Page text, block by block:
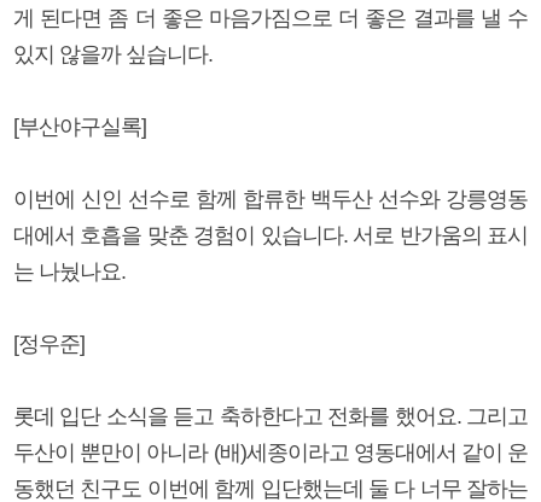
게 된다면 좀 더 좋은 마음가짐으로 더 좋은 결과를 낼 수
있지 않을까 싶습니다.
[부산야구실록]
이번에 신인 선수로 함께 합류한 백두산 선수와 강릉영동
대에서 호흡을 맞춘 경험이 있습니다. 서로 반가움의 표시
는 나눴나요.
[정우준]
롯데 입단 소식을 듣고 축하한다고 전화를 했어요. 그리고
두산이 뿐만이 아니라 (배)세종이라고 영동대에서 같이 운
동했던 친구도 이번에 함께 입단했는데 둘 다 너무 잘하는